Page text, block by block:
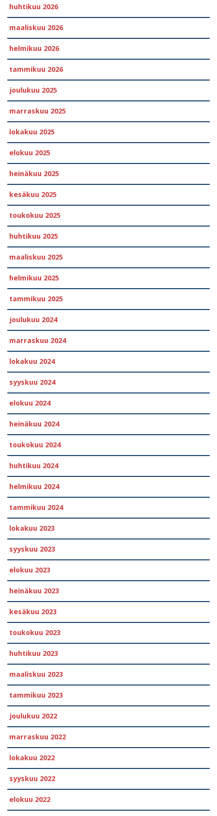
huhtikuu 2026
maaliskuu 2026
helmikuu 2026
tammikuu 2026
joulukuu 2025
marraskuu 2025
lokakuu 2025
elokuu 2025
heinäkuu 2025
kesäkuu 2025
toukokuu 2025
huhtikuu 2025
maaliskuu 2025
helmikuu 2025
tammikuu 2025
joulukuu 2024
marraskuu 2024
lokakuu 2024
syyskuu 2024
elokuu 2024
heinäkuu 2024
toukokuu 2024
huhtikuu 2024
helmikuu 2024
tammikuu 2024
lokakuu 2023
syyskuu 2023
elokuu 2023
heinäkuu 2023
kesäkuu 2023
toukokuu 2023
huhtikuu 2023
maaliskuu 2023
tammikuu 2023
joulukuu 2022
marraskuu 2022
lokakuu 2022
syyskuu 2022
elokuu 2022